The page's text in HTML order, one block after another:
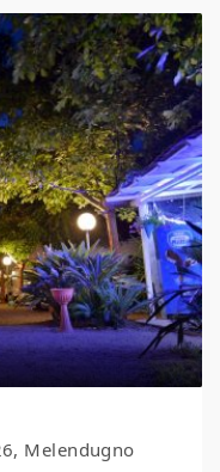
Melendugno